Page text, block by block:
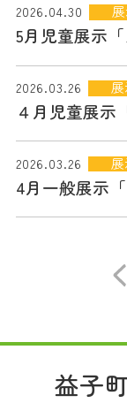
2026.04.30
2026.03.26
2026.03.26
4月一般展示
益子